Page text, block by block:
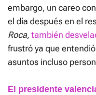
embargo, un careo
el día después en el
Roca, también
frustró ya que
asuntos incluso
El presidente